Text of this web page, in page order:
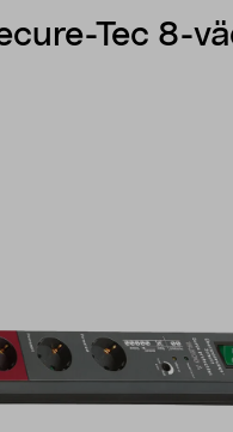
Tec 8-